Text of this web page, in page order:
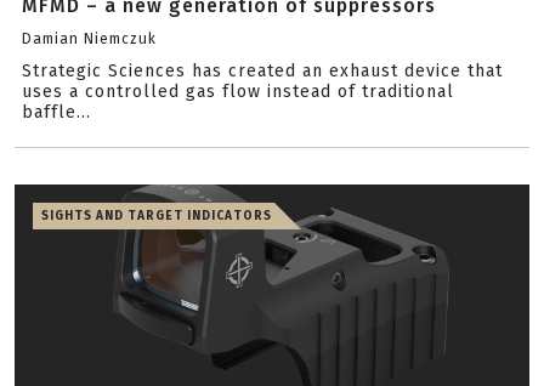
MFMD – a new generation of suppressors
Damian Niemczuk
Strategic Sciences has created an exhaust device that
uses a controlled gas flow instead of traditional
baffle...
SIGHTS AND TARGET INDICATORS